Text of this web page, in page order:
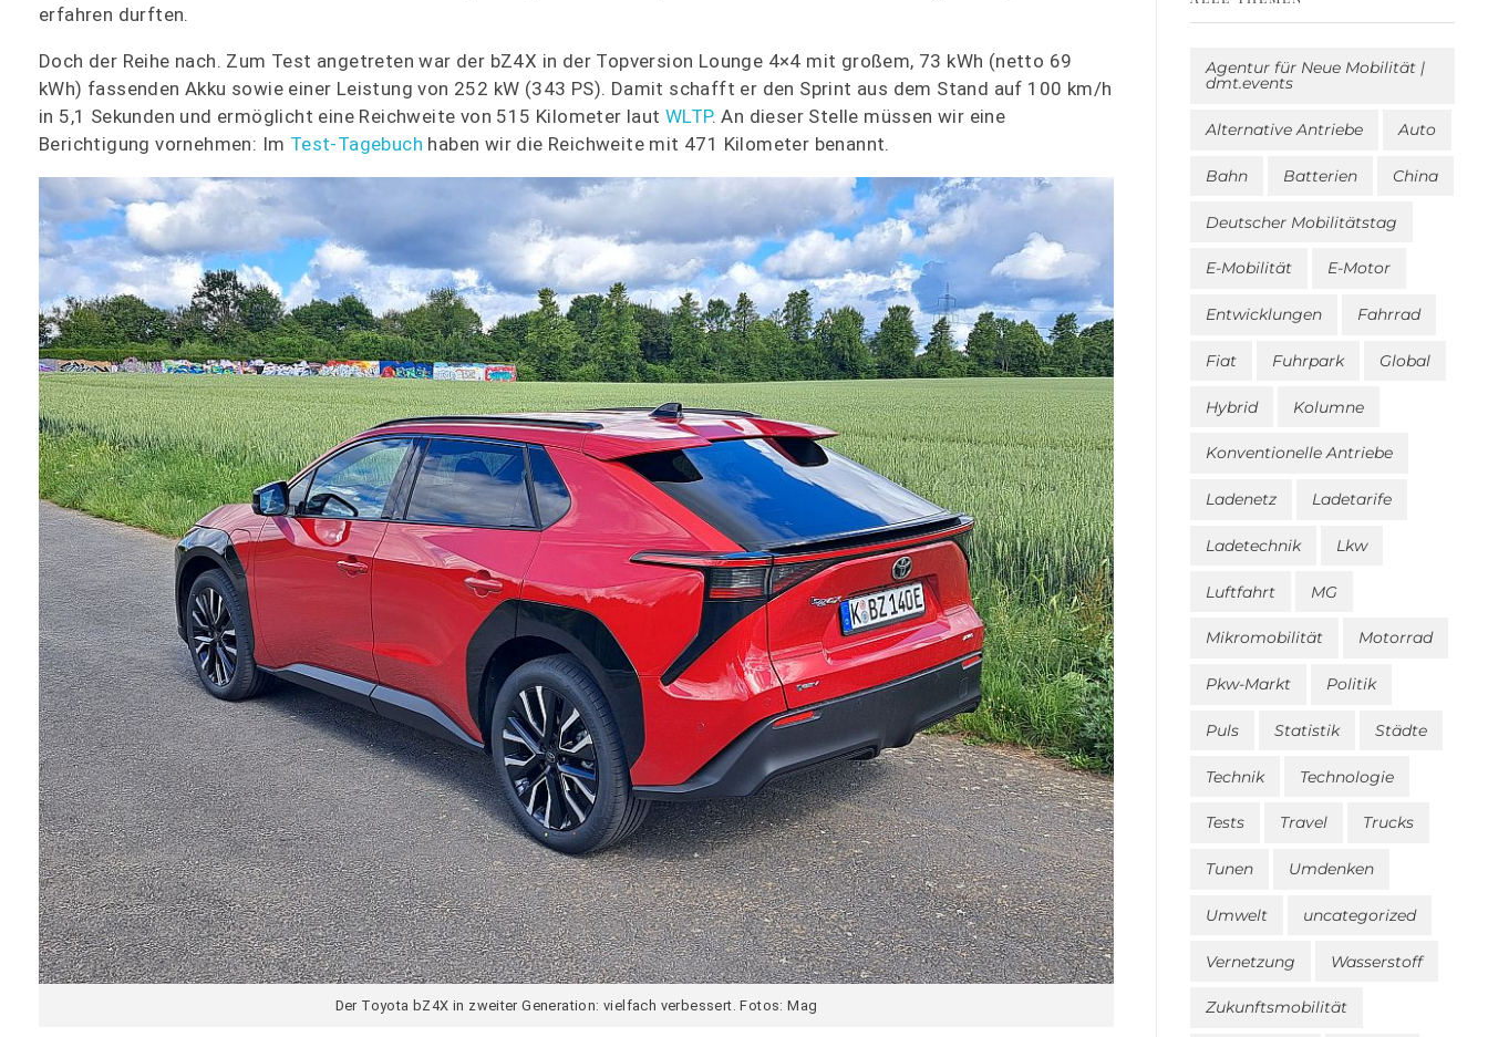
erfahren durften.
Doch der Reihe nach. Zum Test angetreten war der bZ4X in der Topversion Lounge 4×4 mit großem, 73 kWh (netto 69
kWh) fassenden Akku sowie einer Leistung von 252 kW (343 PS). Damit schafft er den Sprint aus dem Stand auf 100 km/h
in 5,1 Sekunden und ermöglicht eine Reichweite von 515 Kilometer laut WLTP. An dieser Stelle müssen wir eine
Berichtigung vornehmen: Im Test-Tagebuch haben wir die Reichweite mit 471 Kilometer benannt.
Der Toyota bZ4X in zweiter Generation: vielfach verbessert. Fotos: Mag
Agentur für Neue Mobilität |
dmt.events
Alternative Antriebe Auto
Bahn Batterien China
Deutscher Mobilitätstag
E-Mobilität E-Motor
Entwicklungen Fahrrad
Fiat Fuhrpark Global
Hybrid Kolumne
Konventionelle Antriebe
Ladenetz Ladetarife
Ladetechnik Lkw
Luftfahrt MG
Mikromobilität Motorrad
Pkw-Markt Politik
Puls Statistik Städte
Technik Technologie
Tests Travel Trucks
Tunen Umdenken
Umwelt uncategorized
Vernetzung Wasserstoff
Zukunftsmobilität